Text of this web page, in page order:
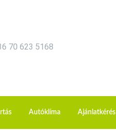
70 623 5168
Autóklíma Ajánlatkérés